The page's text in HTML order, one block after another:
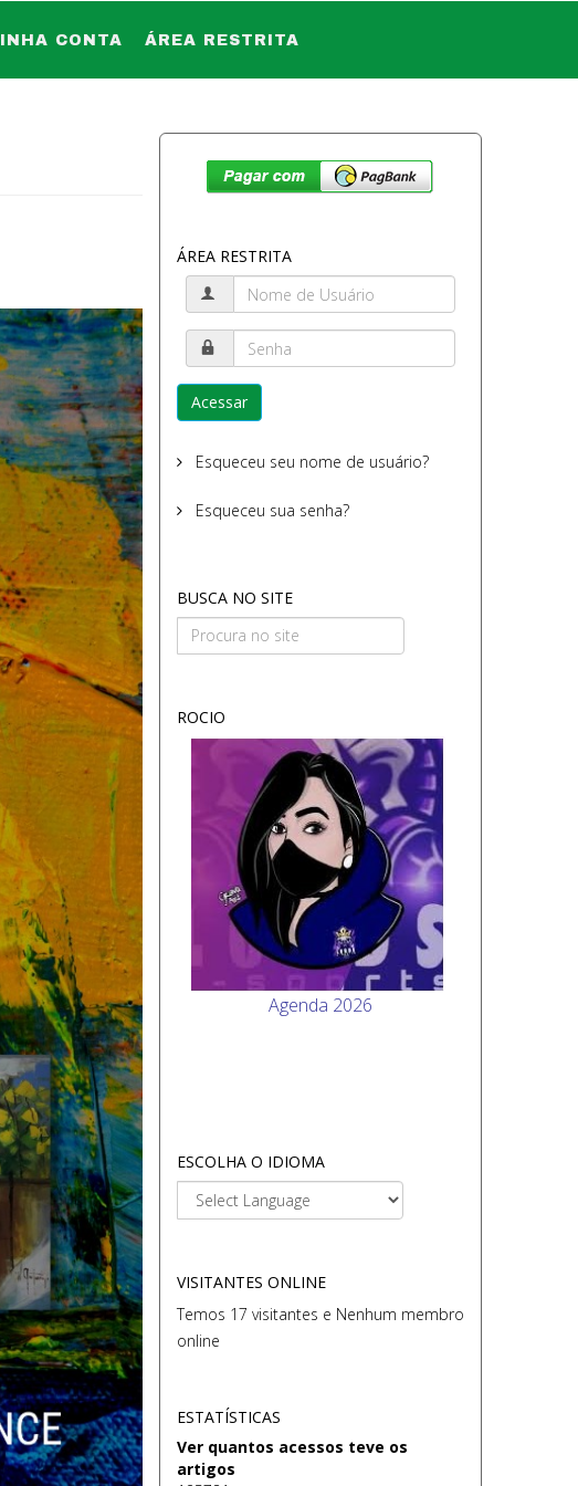
CONTA ÁREA RESTRITA
ÁREA RESTRITA
Acessar
Esqueceu seu nome de usuário?
Esqueceu sua senha?
BUSCA NO SITE
ROCIO
Agenda 2026
ESCOLHA O IDIOMA
VISITANTES ONLINE
Temos 17 visitantes e Nenhum membro
online
ESTATÍSTICAS
Ver quantos acessos teve os
artigos